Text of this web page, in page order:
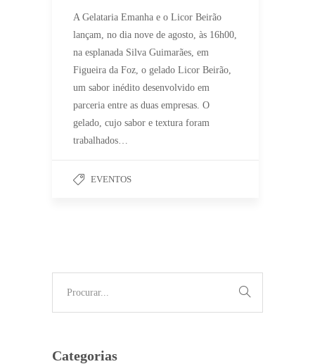
A Gelataria Emanha e o Licor Beirão
lançam, no dia nove de agosto, às 16h00,
na esplanada Silva Guimarães, em
Figueira da Foz, o gelado Licor Beirão,
um sabor inédito desenvolvido em
parceria entre as duas empresas. O
gelado, cujo sabor e textura foram
trabalhados…
EVENTOS
Categorias